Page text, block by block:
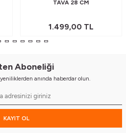
TAVA 28 CM
1.499,00TL
Aboneliği
anında haberdar olun.
KAYIT OL